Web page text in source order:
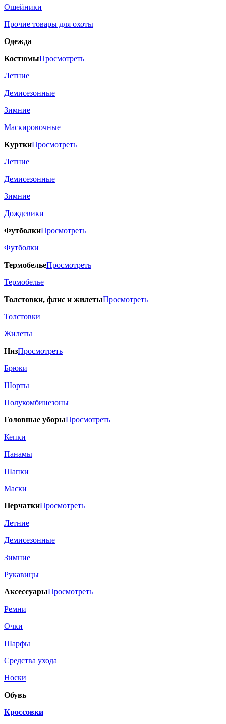
Ошейники
Прочие товары для охоты
Одежда
КостюмыПросмотреть
Летние
Демисезонные
Зимние
Маскировочные
КурткиПросмотреть
Летние
Демисезонные
Зимние
Дождевики
ФутболкиПросмотреть
Футболки
ТермобельеПросмотреть
Термобелье
Толстовки, флис и жилетыПросмотреть
Толстовки
Жилеты
НизПросмотреть
Брюки
Шорты
Полукомбинезоны
Головные уборыПросмотреть
Кепки
Панамы
Шапки
Маски
ПерчаткиПросмотреть
Летние
Демисезонные
Зимние
Рукавицы
АксессуарыПросмотреть
Ремни
Очки
Шарфы
Средства ухода
Носки
Обувь
Кроссовки